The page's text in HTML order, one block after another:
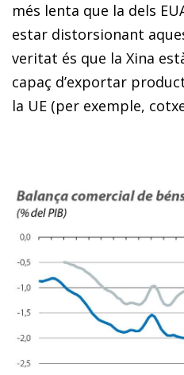
més lenta que la dels
estar distorsionant
veritat és que la Xina
capaç d’exportar
la UE (per exemple,